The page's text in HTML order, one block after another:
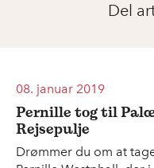
Del
08. januar 2019
Pernille tog til
Rejsepulje
Drømmer du om at